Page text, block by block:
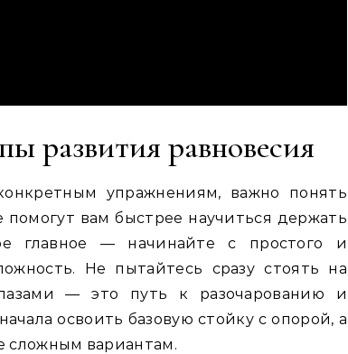
развития равновесия
упражнениям, важно понять
вам быстрее научиться держать
главное — начинайте с простого и
Не пытайтесь сразу стоять на
— это путь к разочарованию и
освоить базовую стойку с опорой, а
сложным вариантам.